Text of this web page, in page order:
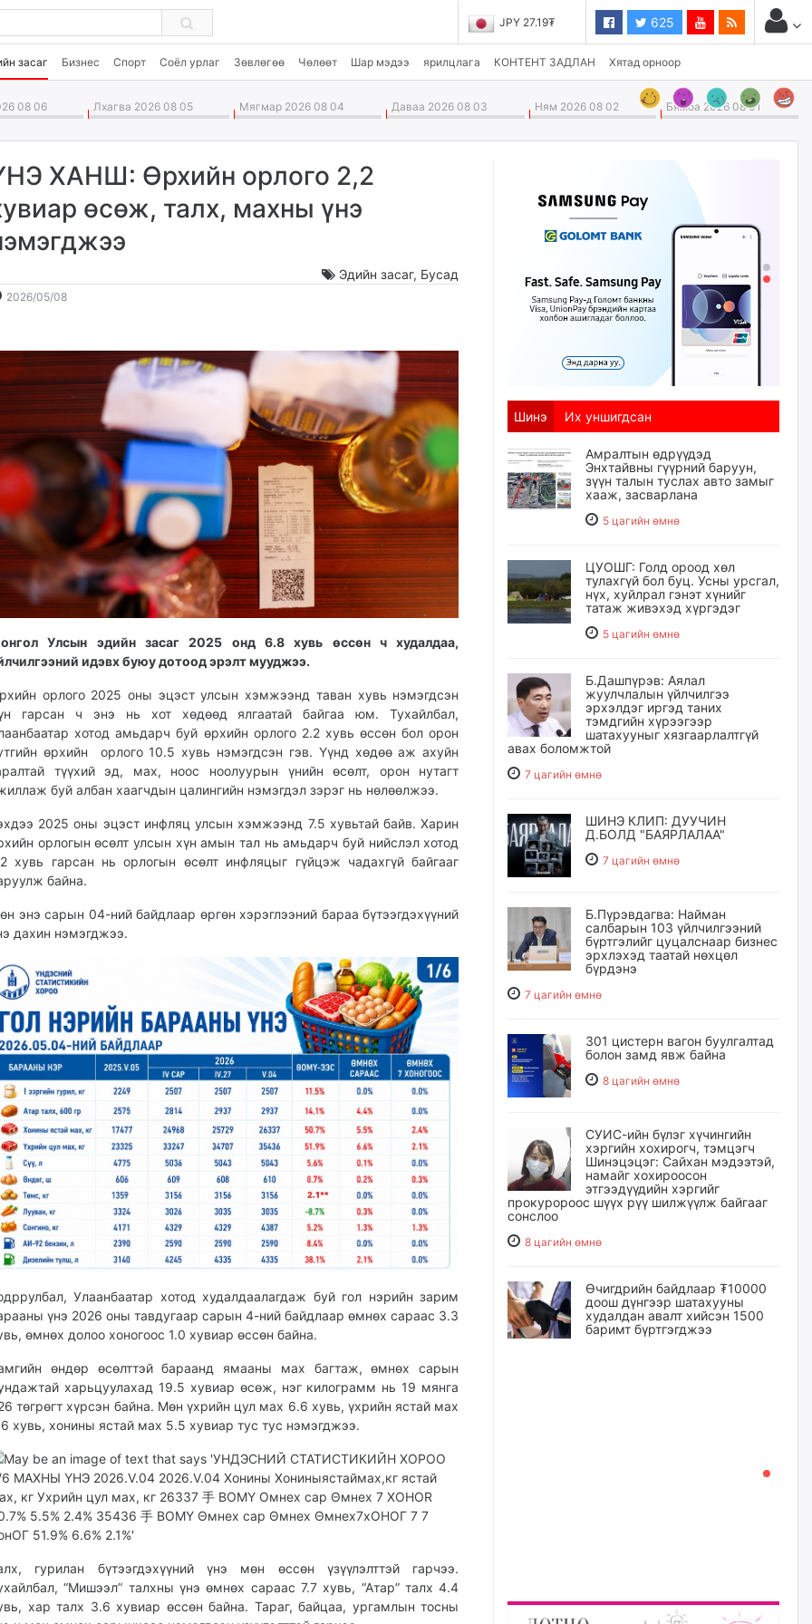
JPY 27.19₮ 625
засаг Бизнес Спорт Соёл урлаг Зөвлөгөө Чөлөөт Шар мэдээ ярилцлага КОНТЕНТ ЗАДЛАН Хятад орноор
08 06 Лхагва 2026 08 05 Мягмар 2026 08 04 Даваа 2026 08 03 Ням 2026 08 02 Бямба 2026 08 01
ХАНШ: Өрхийн орлого 2,2
өсөж, талх, махны үнэ
Эдийн засаг, Бусад
2026/05/082026-
11:24:30
2026-
20:49:09
Улсын эдийн засаг 2025 онд 6.8 хувь өссөн ч худалдаа,
идэвх буюу дотоод эрэлт мууджээ.
орлого 2025 оны эцэст улсын хэмжээнд таван хувь нэмэгдсэн
гарсан ч энэ нь хот хөдөөд ялгаатай байгаа юм. Тухайлбал,
хотод амьдарч буй өрхийн орлого 2.2 хувь өссөн бол орон
өрхийн орлого 10.5 хувь нэмэгдсэн гэв. Үүнд хөдөө аж ахуйн
түүхий эд, мах, ноос ноолуурын үнийн өсөлт, орон нутагт
буй албан хаагчдын цалингийн нэмэгдэл зэрэг нь нөлөөлжээ.
2025 оны эцэст инфляц улсын хэмжээнд 7.5 хувьтай байв. Харин
орлогын өсөлт улсын хүн амын тал нь амьдарч буй нийслэл хотод
хувь гарсан нь орлогын өсөлт инфляцыг гүйцэж чадахгүй байгааг
байна.
энэ сарын 04-ний байдлаар өргөн хэрэглээний бараа бүтээгдэхүүний
дахин нэмэгджээ.
Улаанбаатар хотод худалдаалагдаж буй гол нэрийн зарим
үнэ 2026 оны тавдугаар сарын 4-ний байдлаар өмнөх сараас 3.3
өмнөх долоо хоногоос 1.0 хувиар өссөн байна.
өндөр өсөлттэй бараанд ямааны мах багтаж, өмнөх сарын
харьцуулахад 19.5 хувиар өсөж, нэг килограмм нь 19 мянга
төгрөгт хүрсэн байна. Мөн үхрийн цул мах 6.6 хувь, үхрийн ястай мах
хувь, хонины ястай мах 5.5 хувиар тус тус нэмэгджээ.
гурилан бүтээгдэхүүний үнэ мөн өссөн үзүүлэлттэй гарчээ.
“Мишээл” талхны үнэ өмнөх сараас 7.7 хувь, “Атар” талх 4.4
хар талх 3.6 хувиар өссөн байна. Тараг, байцаа, ургамлын тосны
Шинэ Их уншигдсан
Амралтын өдрүүдэд
Энхтайвны гүүрний баруун,
зүүн талын туслах авто замыг
хааж, засварлана
5 цагийн өмнө
ЦУОШГ: Голд ороод хөл
тулахгүй бол буц. Усны урсгал,
нүх, хуйлрал гэнэт хүнийг
татаж живэхэд хүргэдэг
5 цагийн өмнө
Б.Дашпүрэв: Аялал
жуулчлалын үйлчилгээ
эрхэлдэг иргэд таних
тэмдгийн хүрээгээр
шатахууныг хязгаарлалтгүй
авах боломжтой
7 цагийн өмнө
ШИНЭ КЛИП: ДУУЧИН
Д.БОЛД "БАЯРЛАЛАА"
7 цагийн өмнө
Б.Пүрэвдагва: Найман
салбарын 103 үйлчилгээний
бүртгэлийг цуцалснаар бизнес
эрхлэхэд таатай нөхцөл
бүрдэнэ
7 цагийн өмнө
301 цистерн вагон буулгалтад
болон замд явж байна
8 цагийн өмнө
СУИС-ийн бүлэг хүчингийн
хэргийн хохирогч, тэмцэгч
Шинэцэцэг: Сайхан мэдээтэй,
намайг хохироосон
этгээдүүдийн хэргийг
прокуророос шүүх рүү шилжүүлж байгааг
сонслоо
8 цагийн өмнө
Өчигдрийн байдлаар ₮10000
доош дүнгээр шатахууны
худалдан авалт хийсэн 1500
баримт бүртгэгджээ